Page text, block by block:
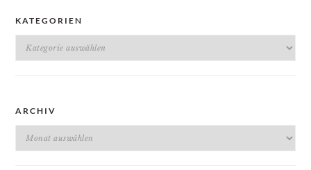
KATEGORIEN
Kategorien
ARCHIV
Archiv